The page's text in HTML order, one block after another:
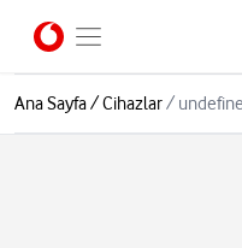
Ana Sayfa/Cihazlar/